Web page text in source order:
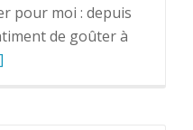
pour moi : depuis
de goûter à